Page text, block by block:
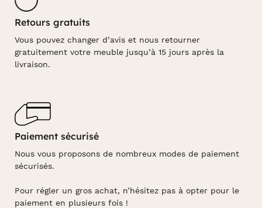
Retours gratuits
Vous pouvez changer d’avis et nous retourner
gratuitement votre meuble jusqu’à 15 jours après la
livraison.
Paiement sécurisé
Nous vous proposons de nombreux modes de paiement
sécurisés.
Pour régler un gros achat, n’hésitez pas à opter pour le
paiement en plusieurs fois !